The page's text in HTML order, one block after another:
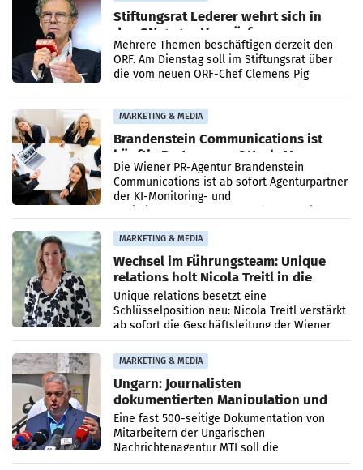
Stiftungsrat Lederer wehrt sich in
den SN gegen Vorwürfe
Mehrere Themen beschäftigen derzeit den
ORF. Am Dienstag soll im Stiftungsrat über
die vom neuen ORF-Chef Clemens Pig
MARKETING & MEDIA
Brandenstein Communications ist
künftig Partner von OtterlyAI
Die Wiener PR-Agentur Brandenstein
Communications ist ab sofort Agenturpartner
der KI-Monitoring- und
MARKETING & MEDIA
Wechsel im Führungsteam: Unique
relations holt Nicola Treitl in die
Geschäftsleitung
Unique relations besetzt eine
Schlüsselposition neu: Nicola Treitl verstärkt
ab sofort die Geschäftsleitung der Wiener
PR-Agentur an der Seite von Josef Kalina und
Anna Kalina-Mahr.
MARKETING & MEDIA
Ungarn: Journalisten
dokumentierten Manipulation und
Zensur
Eine fast 500-seitige Dokumentation von
Mitarbeitern der Ungarischen
Nachrichtenagentur MTI soll die
systematische Nachrichten-Manipulation und